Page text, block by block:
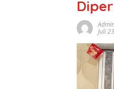
Juli